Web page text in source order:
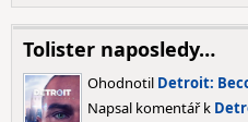
Tolister naposledy…
Ohodnotil Detroit:
Napsal komentář k